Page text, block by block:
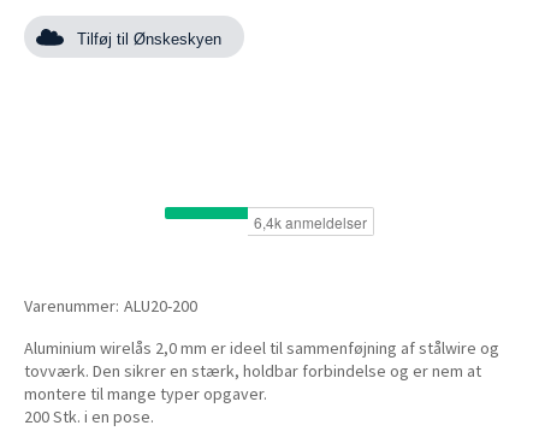
Tilføj til Ønskeskyen
Varenummer: ALU20-200
Aluminium wirelås 2,0 mm er ideel til sammenføjning af stålwire og
tovværk. Den sikrer en stærk, holdbar forbindelse og er nem at
montere til mange typer opgaver.
200 Stk. i en pose.